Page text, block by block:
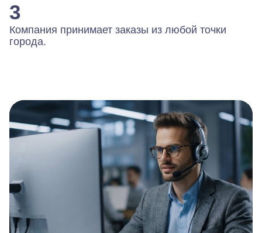
3
Компания принимает заказы из любой точки
города.